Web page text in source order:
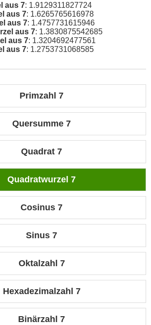
aus 7: 1.9129311827724
aus 7: 1.6265765616978
aus 7: 1.4757731615946
aus 7: 1.3830875542685
aus 7: 1.3204692477561
aus 7: 1.2753731068585
Primzahl 7
Quersumme 7
Quadrat 7
Quadratwurzel 7
Cosinus 7
Sinus 7
Oktalzahl 7
Hexadezimalzahl 7
Binärzahl 7